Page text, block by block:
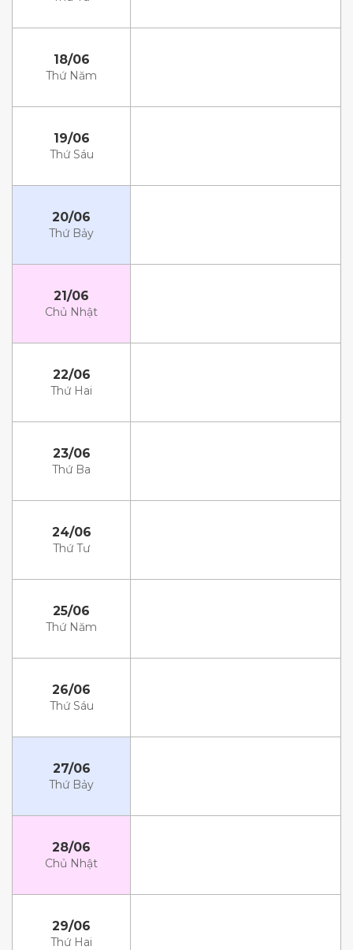
18/06
Thứ Năm
19/06
Thứ Sáu
20/06
Thứ Bảy
21/06
Chủ Nhật
22/06
Thứ Hai
23/06
Thứ Ba
24/06
Thứ Tư
25/06
Thứ Năm
26/06
Thứ Sáu
27/06
Thứ Bảy
28/06
Chủ Nhật
29/06
Thứ Hai